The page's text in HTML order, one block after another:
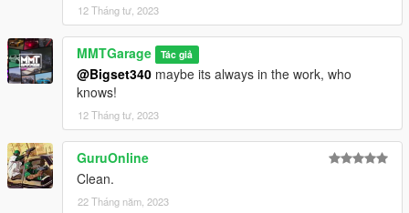
12 Tháng tư, 2023
MMTGarage Tác giả
@Bigset340 maybe its always in the work, who
knows!
12 Tháng tư, 2023
GuruOnline
Clean.
22 Tháng năm, 2023